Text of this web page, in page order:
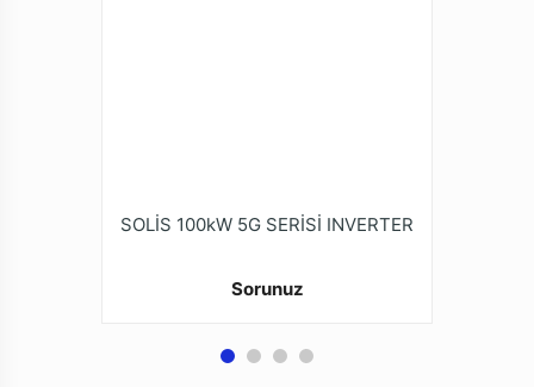
SOLİS 100kW 5G SERİSİ INVERTER
Sorunuz